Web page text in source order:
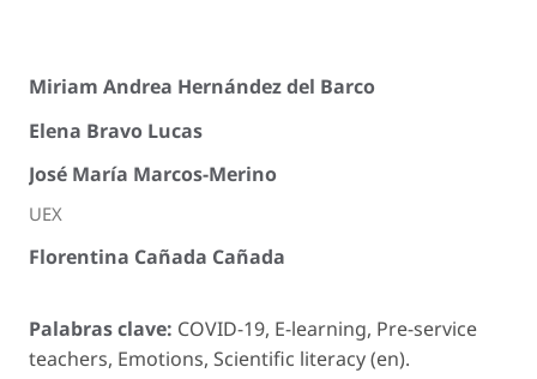
Miriam Andrea Hernández del Barco
Elena Bravo Lucas
José María Marcos-Merino
UEX
Florentina Cañada Cañada
Palabras clave: COVID-19, E-learning, Pre-service
teachers, Emotions, Scientific literacy (en).